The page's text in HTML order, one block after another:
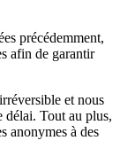
précédemment,
afin de garantir
irréversible et nous
délai. Tout au plus,
anonymes à des